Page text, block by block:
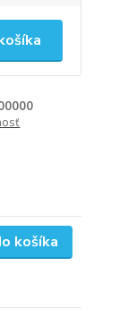
košíka